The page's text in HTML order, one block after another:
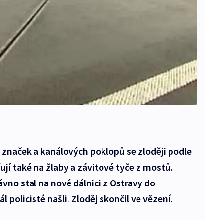
a kanálových poklopů se zloději podle
také na žlaby a závitové tyče z mostů.
stal na nové dálnici z Ostravy do
policisté našli. Zloděj skončil ve vězení.